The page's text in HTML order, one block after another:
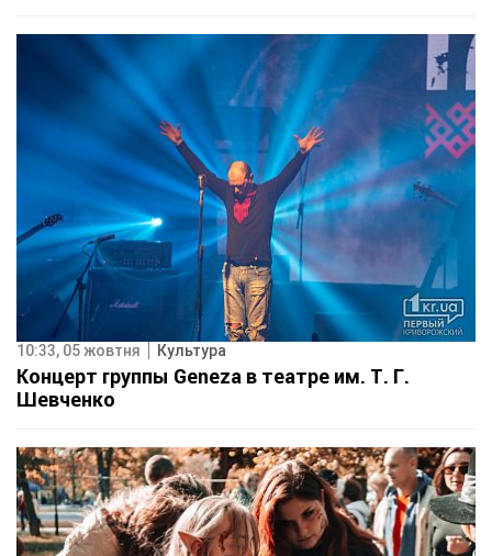
10:33, 05 жовтня Культура
Концерт группы Geneza в театре им. Т. Г.
Шевченко